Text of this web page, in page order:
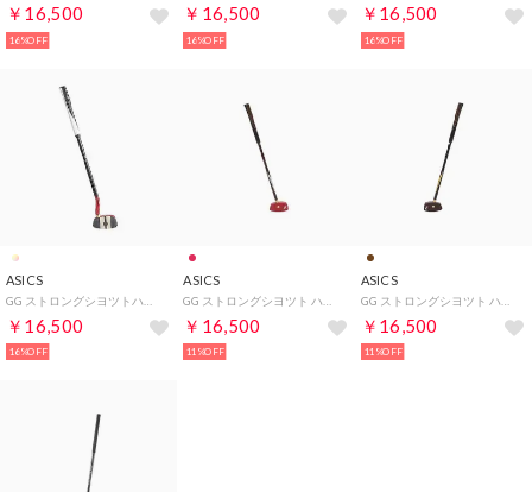
￥16,500
16%OFF
￥16,500
16%OFF
￥16,500
16%OFF
ASICS
￥16,500
16%OFF
ASICS
￥16,500
11%OFF
ASICS
￥16,500
11%OFF